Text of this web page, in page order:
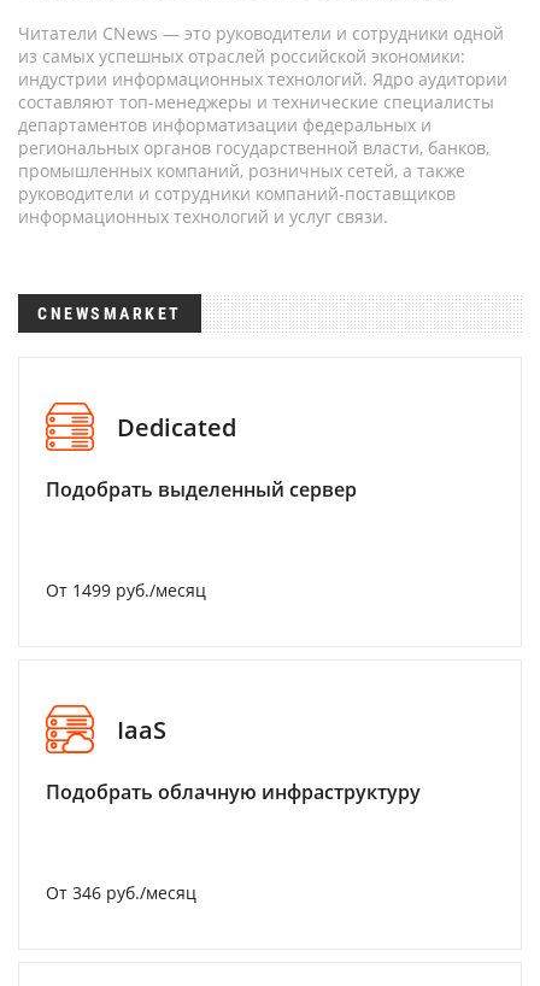
Читатели CNews — это руководители и сотрудники одной
из самых успешных отраслей российской экономики:
индустрии информационных технологий. Ядро аудитории
составляют топ-менеджеры и технические специалисты
департаментов информатизации федеральных и
региональных органов государственной власти, банков,
промышленных компаний, розничных сетей, а также
руководители и сотрудники компаний-поставщиков
информационных технологий и услуг связи.
CNEWSMARKET
Dedicated
Подобрать выделенный сервер
От 1499 руб./месяц
IaaS
Подобрать облачную инфраструктуру
От 346 руб./месяц